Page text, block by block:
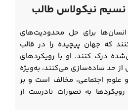
نسیم نیکولاس طالب
برای حل محدودیت‌های
که جهان پیچیده را در قالب
درک کنند. او با رویکردهای
حد ساده‌سازی می‌کنند، به‌ویژه
علوم اجتماعی، مخالف است و بر
به تصورات نادرست از